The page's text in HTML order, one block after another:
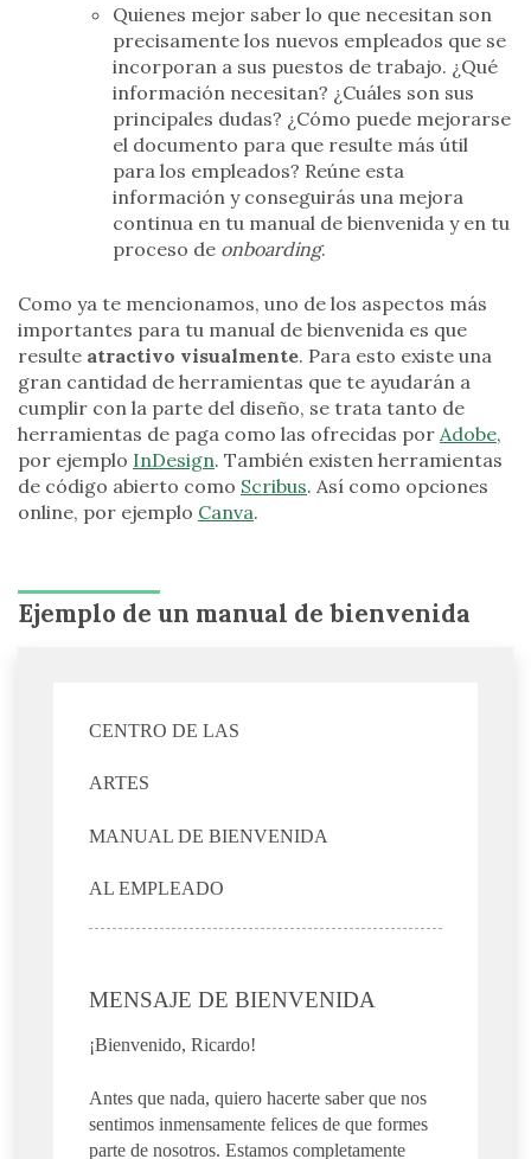
Quienes mejor saber lo que necesitan son
precisamente los nuevos empleados que se
incorporan a sus puestos de trabajo. ¿Qué
información necesitan? ¿Cuáles son sus
principales dudas? ¿Cómo puede mejorarse
el documento para que resulte más útil
para los empleados? Reúne esta
información y conseguirás una mejora
continua en tu manual de bienvenida y en tu
proceso de onboarding.
Como ya te mencionamos, uno de los aspectos más
importantes para tu manual de bienvenida es que
resulte atractivo visualmente. Para esto existe una
gran cantidad de herramientas que te ayudarán a
cumplir con la parte del diseño, se trata tanto de
herramientas de paga como las ofrecidas por Adobe,
por ejemplo InDesign. También existen herramientas
de código abierto como Scribus. Así como opciones
online, por ejemplo Canva.
Ejemplo de un manual de bienvenida
CENTRO DE LAS
ARTES
MANUAL DE BIENVENIDA
AL EMPLEADO
MENSAJE DE BIENVENIDA
¡Bienvenido, Ricardo!
Antes que nada, quiero hacerte saber que nos
sentimos inmensamente felices de que formes
parte de nosotros. Estamos completamente